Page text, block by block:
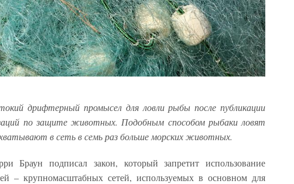
дрифтерный промысел для ловли рыбы после публикации
по защите животных. Подобным способом рыбаки ловят
в сеть в семь раз больше морских животных.
Браун подписал закон, который запретит использование
– крупномасштабных сетей, используемых в основном для